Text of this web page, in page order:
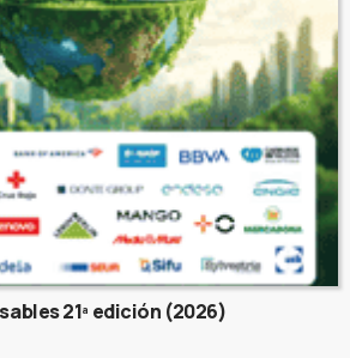
21ª edición (2026)